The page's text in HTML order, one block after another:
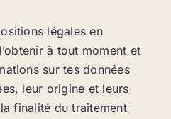
légales en
à tout moment et
sur tes données
leur origine et leurs
finalité du traitement